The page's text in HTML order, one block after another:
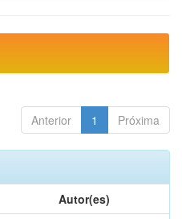
Anterior 1 Próxima
Autor(es)